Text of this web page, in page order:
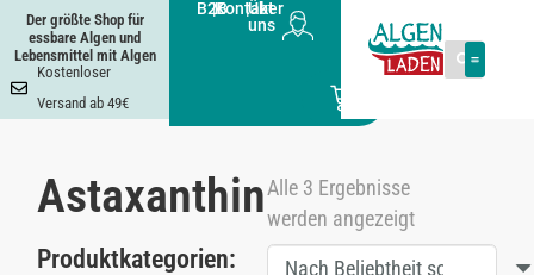
Der größte Shop für
essbare Algen und
Lebensmittel mit Algen
Kostenloser
Versand ab 49€
B2B
|Kontakt
|Über
uns
Astaxanthin
Produktkategorien:
Alle 3 Ergebnisse
werden angezeigt